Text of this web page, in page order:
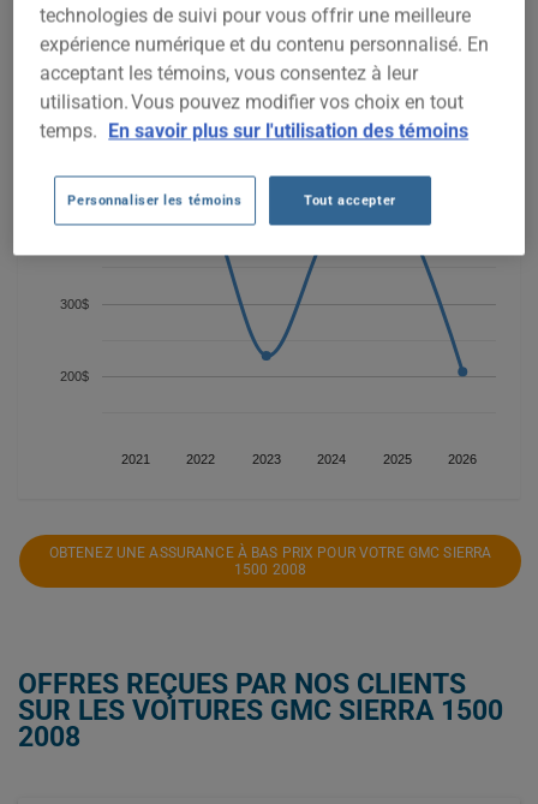
Pour trouver la meilleur assurance pour votre véhicule GMC
SIERRA 1500 2008, il est plus important que jamais de
comparer les options disponibles.
2021 2022 2023 2024 2025 2026
200$
300$
OBTENEZ UNE ASSURANCE À BAS PRIX POUR VOTRE GMC SIERRA
1500 2008
OFFRES REÇUES PAR NOS CLIENTS
SUR LES VOITURES GMC SIERRA 1500
2008
technologies de suivi pour vous offrir une meilleure
expérience numérique et du contenu personnalisé. En
acceptant les témoins, vous consentez à leur
utilisation. Vous pouvez modifier vos choix en tout
temps. En savoir plus sur l'utilisation des témoins
Personnaliser les témoins Tout accepter